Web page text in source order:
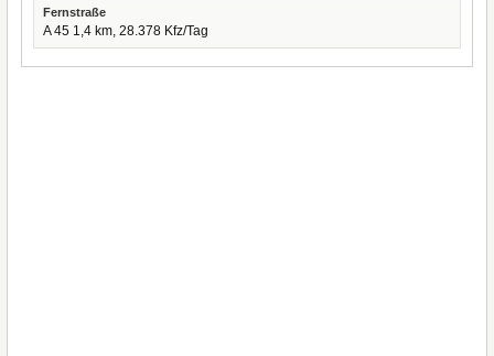
Fernstraße
A 45 1,4 km, 28.378 Kfz/Tag